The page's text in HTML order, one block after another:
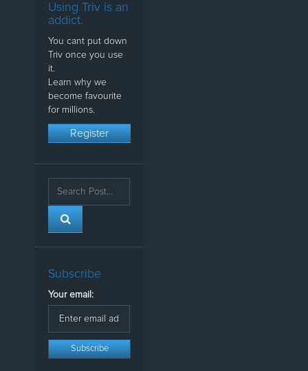
Using Triv is an
addict.
You cant put down
Triv once you use
it.
Learn why we
become favourite
for millions.
Register
Subscribe
Your email: